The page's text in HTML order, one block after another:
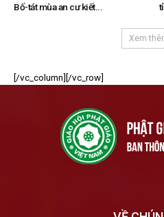
Bố-tát mùa an cư kiết...
Xem
[/vc_column][/vc_row]